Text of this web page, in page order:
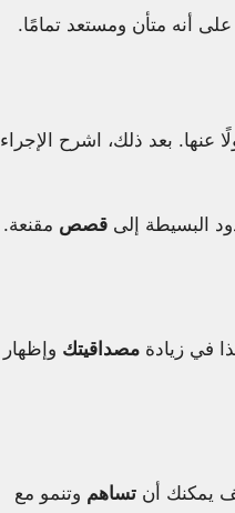
أنه متأن ومستعد تمامًا.
بعد ذلك، اشرح الإجراء
البسيطة إلى قصص مقنعة.
في زيادة مصداقيتك وإظهار
يمكنك أن تساهم وتنمو مع